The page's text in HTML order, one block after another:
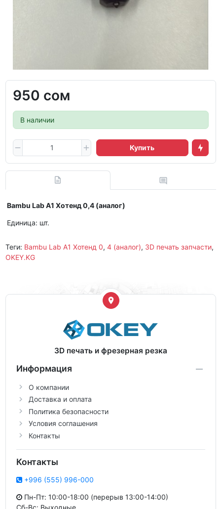
950 сом
В наличии
Купить
Bambu Lab A1 Хотенд 0,4 (аналог)
Единица: шт.
Теги: Bambu Lab A1 Хотенд 0, 4 (аналог), 3D печать запчасти,
OKEY.KG
3D печать и фрезерная резка
Информация
О компании
Доставка и оплата
Политика безопасности
Условия соглашения
Контакты
Контакты
+996 (555) 996-000
Пн-Пт: 10:00-18:00 (перерыв 13:00-14:00)